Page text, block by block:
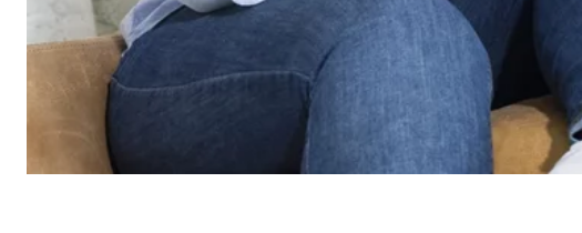
Cookie Laufzeit: bis zu 14 Monate
Marketing Cookies
Marketing Cookies werden eingesetzt, um personalisierte
Besucher über die Websites hinweg verfolgen.